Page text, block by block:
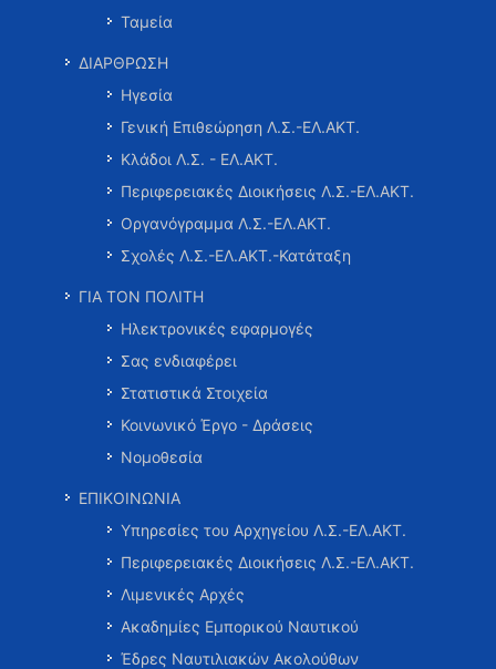
Ταμεία
ΔΙΑΡΘΡΩΣΗ
Ηγεσία
Γενική Επιθεώρηση Λ.Σ.-ΕΛ.ΑΚΤ.
Κλάδοι Λ.Σ. - ΕΛ.ΑΚΤ.
Περιφερειακές Διοικήσεις Λ.Σ.-ΕΛ.ΑΚΤ.
Οργανόγραμμα Λ.Σ.-ΕΛ.ΑΚΤ.
Σχολές Λ.Σ.-ΕΛ.ΑΚΤ.-Κατάταξη
ΓΙΑ ΤΟΝ ΠΟΛΙΤΗ
Ηλεκτρονικές εφαρμογές
Σας ενδιαφέρει
Στατιστικά Στοιχεία
Κοινωνικό Έργο - Δράσεις
Νομοθεσία
ΕΠΙΚΟΙΝΩΝΙΑ
Υπηρεσίες του Αρχηγείου Λ.Σ.-ΕΛ.ΑΚΤ.
Περιφερειακές Διοικήσεις Λ.Σ.-ΕΛ.ΑΚΤ.
Λιμενικές Αρχές
Ακαδημίες Εμπορικού Ναυτικού
Έδρες Ναυτιλιακών Ακολούθων